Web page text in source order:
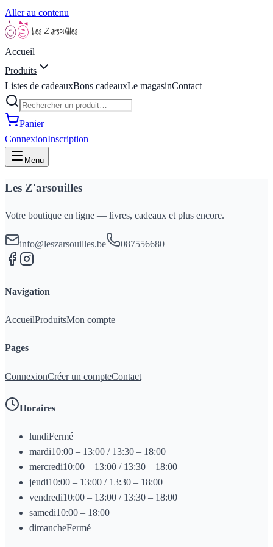
Aller au contenu
Accueil
Produits
Listes de cadeauxBons cadeauxLe magasinContact
Panier
ConnexionInscription
Menu
Les Z'arsouilles
Votre boutique en ligne — livres, cadeaux et plus encore.
info@leszarsouilles.be 087556680
Navigation
AccueilProduitsMon compte
Pages
ConnexionCréer un compteContact
Horaires
lundiFermé
mardi10:00 – 13:00 / 13:30 – 18:00
mercredi10:00 – 13:00 / 13:30 – 18:00
jeudi10:00 – 13:00 / 13:30 – 18:00
vendredi10:00 – 13:00 / 13:30 – 18:00
samedi10:00 – 18:00
dimancheFermé